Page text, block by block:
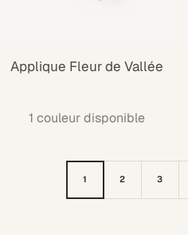
Applique Fleur de Vallée
1 couleur disponible
1 2 3